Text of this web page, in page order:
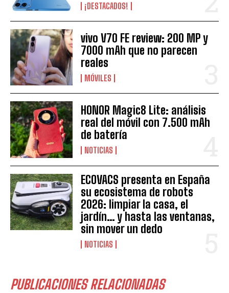
¡DESTACADOS!
vivo V70 FE review: 200 MP y
7000 mAh que no parecen
reales
MÓVILES
HONOR Magic8 Lite: análisis
real del móvil con 7.500 mAh
de batería
NOTICIAS
ECOVACS presenta en España
su ecosistema de robots
2026: limpiar la casa, el
jardín… y hasta las ventanas,
sin mover un dedo
NOTICIAS
PUBLICACIONES RELACIONADAS